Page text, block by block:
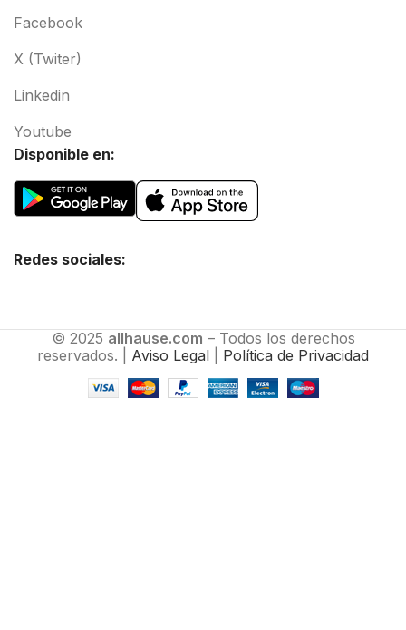
Facebook
X (Twiter)
Linkedin
Youtube
Disponible en:
Redes sociales:
© 2025 allhause.com – Todos los derechos
reservados. | Aviso Legal Política de Privacidad